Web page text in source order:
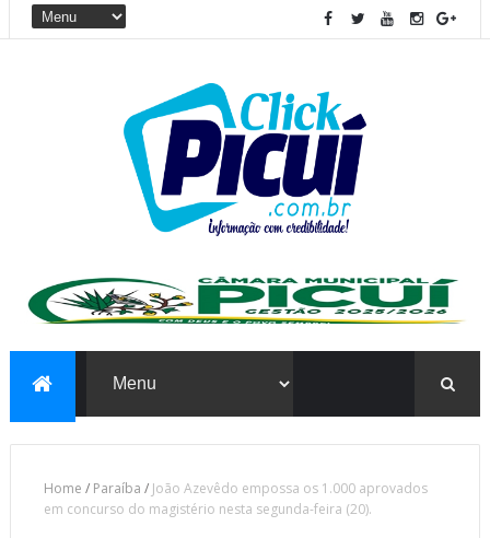
Home / Paraíba / João Azevêdo empossa os 1.000 aprovados
em concurso do magistério nesta segunda-feira (20).